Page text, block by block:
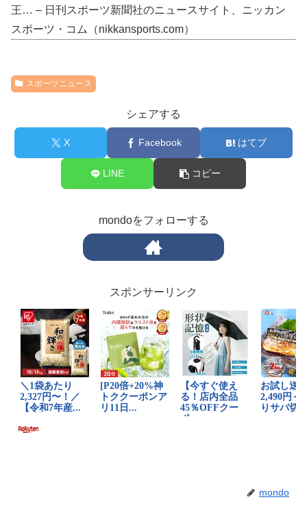
王… – 日刊スポーツ新聞社のニュースサイト、ニッカン
スポーツ・コム（nikkansports.com）
スポーツニュース
シェアする
X Facebook はてブ
LINE コピー
mondoをフォローする
スポンサーリンク
mondo